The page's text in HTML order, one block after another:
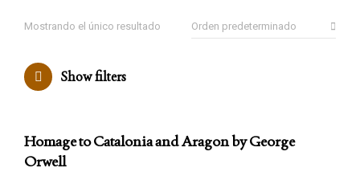
Mostrando el único resultado
Show filters
Homage to Catalonia and Aragon by George
Orwell